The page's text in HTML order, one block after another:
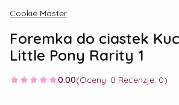
Cookie Master
Foremka do ciastek
Little Pony Rarity 1
0.00(Oceny: 0 Recenzje: 0)